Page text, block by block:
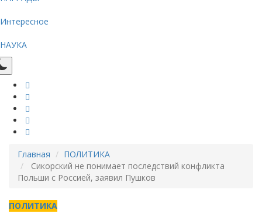
Интересное
НАУКА
Главная
ПОЛИТИКА
Сикорский не понимает последствий конфликта
Польши с Россией, заявил Пушков
ПОЛИТИКА